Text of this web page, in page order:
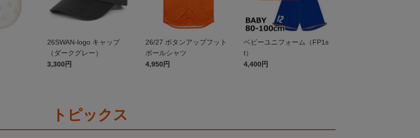
26SWAN-logo キャップ
（ダークグレー）
3,300円
26/27 ボタンアップフット
ボールシャツ
4,950円
ベビーユニフォーム（FP1s
t）
4,400円
トピックス